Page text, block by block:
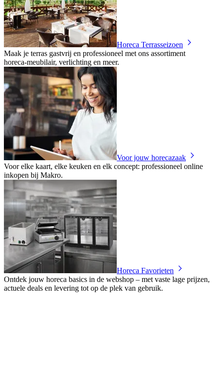
Horeca Terrasseizoen
Maak je terras gastvrij en professioneel met ons assortiment
horeca‑meubilair, verlichting en meer.
Voor jouw horecazaak
Voor elke kaart, elke keuken en elk concept: professioneel online
inkopen bij Makro.
Horeca Favorieten
Ontdek jouw horeca basics in de webshop – met vaste lage prijzen,
actuele deals en levering tot op de plek van gebruik.